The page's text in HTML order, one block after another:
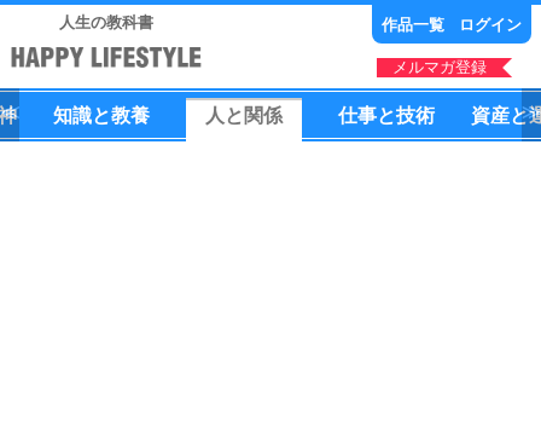
人生の教科書 作品一覧 ログイン
メルマガ登録
知識と教養 人 と 関係 仕事と技術 資産と